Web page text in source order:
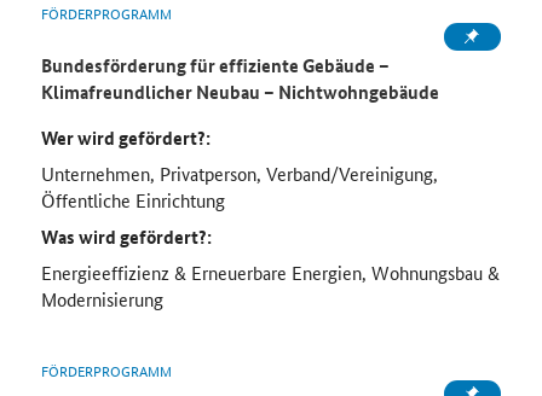
FÖRDERPROGRAMM
Bundesförderung für effiziente Gebäude –
Klimafreundlicher Neubau – Nichtwohngebäude
Wer wird gefördert?:
Unternehmen, Privatperson, Verband/Vereinigung,
Öffentliche Einrichtung
Was wird gefördert?:
Energieeffizienz & Erneuerbare Energien, Wohnungsbau &
Modernisierung
FÖRDERPROGRAMM